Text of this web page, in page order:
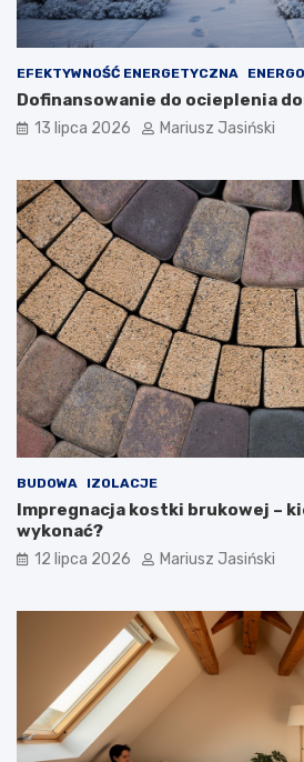
EFEKTYWNOŚĆ ENERGETYCZNA
Dofinansowanie do ocieplenia
13 lipca 2026 Mariusz Jasiński
BUDOWA IZOLACJE
Impregnacja kostki brukowej –
wykonać?
12 lipca 2026 Mariusz Jasiński